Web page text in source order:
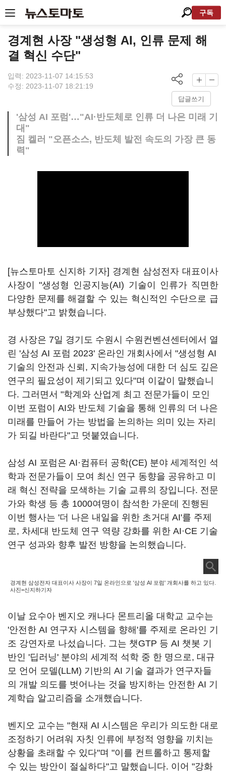
구독
경계현 사장 "생성형 AI, 인류 문제 해
결 혁신 수단"
입력: 2023-11-07 14:15:53
수정: 2023-11-07 18:21:19
답글쓰기
'삼성 AI 포럼'…"AI·반도체로 인류 더 나은 미래 기
대"
짐 켈러 "오픈소스, 반도체 발전 속도의 가장 큰 동
력"
[뉴스토마토 신지하 기자] 경계현 삼성전자 대표이사
사장이 "생성형 인공지능(AI) 기술이 인류가 직면한
다양한 문제를 해결할 수 있는 혁신적인 수단으로 급
부상했다"고 밝혔습니다.
경 사장은 7일 경기도 수원시 수원컨벤션센터에서 열
린 '삼성 AI 포럼 2023' 온라인 개회사에서 "생성형 AI
기술의 안전과 신뢰, 지속가능성에 대한 더 심도 깊은
연구의 필요성이 제기되고 있다"며 이같이 말했습니
다. 그러면서 "학계와 산업계 최고 전문가들이 모인
이번 포럼이 AI와 반도체 기술을 통해 인류의 더 나은
미래를 만들어 가는 방법을 논의하는 의미 있는 자리
가 되길 바란다"고 덧붙였습니다.
삼성 AI 포럼은 AI·컴퓨터 공학(CE) 분야 세계적인 석
학과 전문가들이 모여 최신 연구 동향을 공유하고 미
래 혁신 전략을 모색하는 기술 교류의 장입니다. 전문
가와 학생 등 총 1000여명이 참석한 가운데 진행된
이번 행사는 '더 나은 내일을 위한 초거대 AI'를 주제
로, 차세대 반도체 연구 역량 강화를 위한 AI·CE 기술
연구 성과와 향후 발전 방향을 논의했습니다.
경계현 삼성전자 대표이사 사장이 7일 온라인으로 '삼성 AI 포럼' 개회사를 하고 있다.
사진=신지하기자
이날 요수아 벤지오 캐나다 몬트리올 대학교 교수는
'안전한 AI 연구자 시스템을 향해'를 주제로 온라인 기
조 강연자로 나섰습니다. 그는 챗GTP 등 AI 챗봇 기
반인 '딥러닝' 분야의 세계적 석학 중 한 명으로, 대규
모 언어 모델(LLM) 기반의 AI 기술 결과가 연구자들
의 개발 의도를 벗어나는 것을 방지하는 안전한 AI 기
계학습 알고리즘을 소개했습니다.
벤지오 교수는 "현재 AI 시스템은 우리가 의도한 대로
조정하기 어려워 자칫 인류에 부정적 영향을 끼치는
상황을 초래할 수 있다"며 "이를 컨트롤하고 통제할
수 있는 방안이 절실하다"고 말했습니다. 이어 "강화